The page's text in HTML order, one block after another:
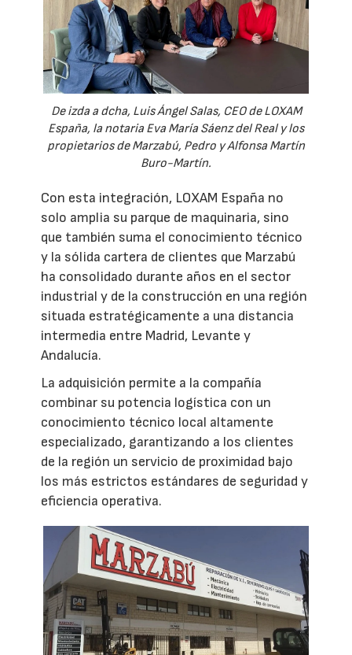
De izda a dcha, Luis Ángel Salas, CEO de LOXAM
España, la notaria Eva María Sáenz del Real y los
propietarios de Marzabú, Pedro y Alfonsa Martín
Buro-Martín.
Con esta integración, LOXAM España no
solo amplia su parque de maquinaria, sino
que también suma el conocimiento técnico
y la sólida cartera de clientes que Marzabú
ha consolidado durante años en el sector
industrial y de la construcción en una región
situada estratégicamente a una distancia
intermedia entre Madrid, Levante y
Andalucía.
La adquisición permite a la compañía
combinar su potencia logística con un
conocimiento técnico local altamente
especializado, garantizando a los clientes
de la región un servicio de proximidad bajo
los más estrictos estándares de seguridad y
eficiencia operativa.